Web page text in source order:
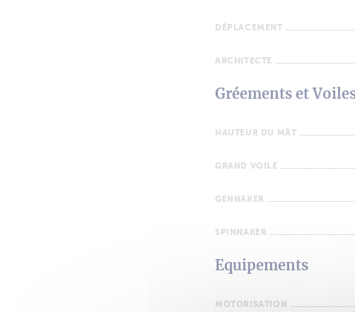
DÉPLACEMENT
ARCHITECTE
Gréements et
HAUTEUR DU MÂT
GRAND VOILE
GENNAKER
SPINNAKER
Equipements
MOTORISATION